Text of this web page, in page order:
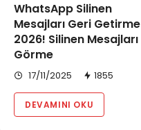
​WhatsApp Silinen
Mesajları Geri Getirme
2026! Silinen Mesajları
Görme
17/11/2025 1855
DEVAMINI OKU